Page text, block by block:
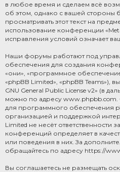
в любое время и сделаем всё
об этом, однако с вашей
просматривать этот текст на
использование конференции
исправления условий означает
Наши форумы работают под
обеспечения для создания
«они», «программное
«phpBB Limited», «phpBB Teams»),
GNU General Public License v2» (в
можно по адресу www.phpbb.com.
для программного обеспечения
организацией и поддержкой
Limited не несёт ответственности
конференций определяет в
или поведения в них. За
обращайтесь по адресу https://
Вы соглашаетесь не размещать